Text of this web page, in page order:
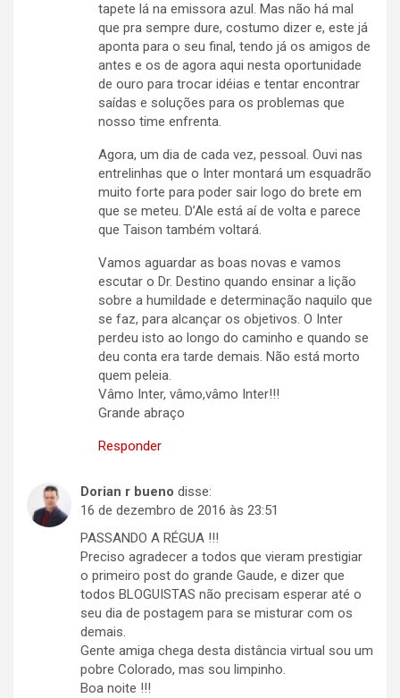
tapete lá na emissora azul. Mas não há mal
que pra sempre dure, costumo dizer e, este já
aponta para o seu final, tendo já os amigos de
antes e os de agora aqui nesta oportunidade
de ouro para trocar idéias e tentar encontrar
saídas e soluções para os problemas que
nosso time enfrenta.
Agora, um dia de cada vez, pessoal. Ouvi nas
entrelinhas que o Inter montará um esquadrão
muito forte para poder sair logo do brete em
que se meteu. D’Ale está aí de volta e parece
que Taison também voltará.
Vamos aguardar as boas novas e vamos
escutar o Dr. Destino quando ensinar a lição
sobre a humildade e determinação naquilo que
se faz, para alcançar os objetivos. O Inter
perdeu isto ao longo do caminho e quando se
deu conta era tarde demais. Não está morto
quem peleia.
Vâmo Inter, vâmo,vâmo Inter!!!
Grande abraço
Responder
Dorian r bueno disse:
16 de dezembro de 2016 às 23:51
PASSANDO A RÉGUA !!!
Preciso agradecer a todos que vieram prestigiar
o primeiro post do grande Gaude, e dizer que
todos BLOGUISTAS não precisam esperar até o
seu dia de postagem para se misturar com os
demais.
Gente amiga chega desta distância virtual sou um
pobre Colorado, mas sou limpinho.
Boa noite !!!